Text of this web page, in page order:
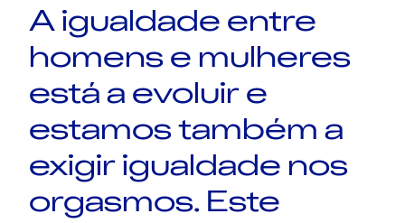
A igualdade entre
homens e mulheres
está a evoluir e
estamos também a
exigir igualdade nos
orgasmos. Este